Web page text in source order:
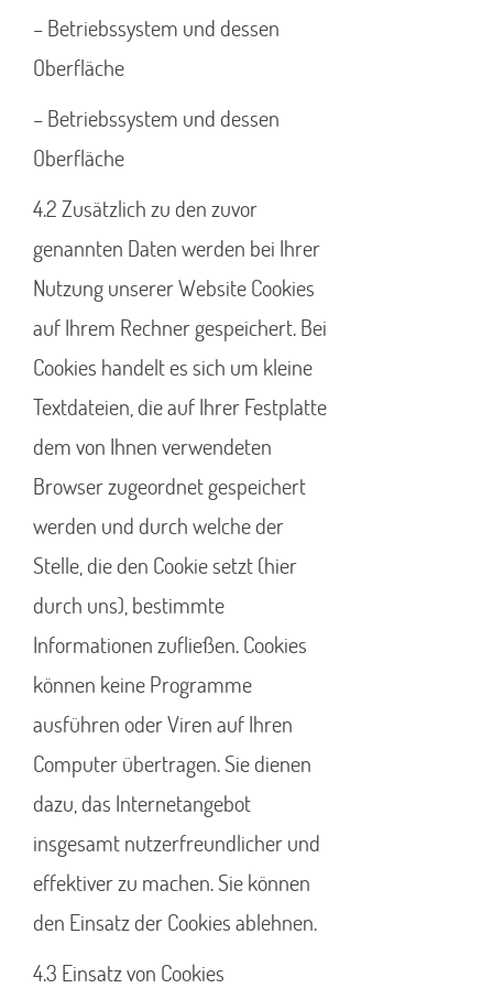
– Betriebssystem und dessen
Oberfläche
– Betriebssystem und dessen
Oberfläche
4.2 Zusätzlich zu den zuvor
genannten Daten werden bei Ihrer
Nutzung unserer Website Cookies
auf Ihrem Rechner gespeichert. Bei
Cookies handelt es sich um kleine
Textdateien, die auf Ihrer Festplatte
dem von Ihnen verwendeten
Browser zugeordnet gespeichert
werden und durch welche der
Stelle, die den Cookie setzt (hier
durch uns), bestimmte
Informationen zufließen. Cookies
können keine Programme
ausführen oder Viren auf Ihren
Computer übertragen. Sie dienen
dazu, das Internetangebot
insgesamt nutzerfreundlicher und
effektiver zu machen. Sie können
den Einsatz der Cookies ablehnen.
4.3 Einsatz von Cookies